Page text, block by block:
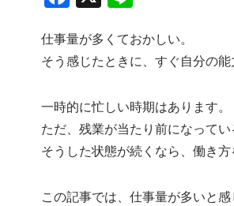
仕事量が多くておかしい。
そう感じたときに、すぐ自分の
一時的に忙しい時期はあります。
ただ、残業が当たり前になって
そうした状態が続くなら、働き方
この記事では、仕事量が多いと感